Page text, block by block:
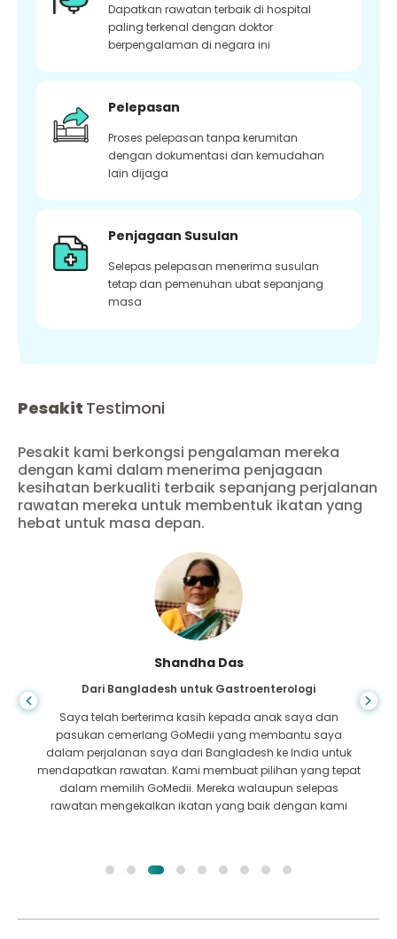
Dapatkan rawatan terbaik di hospital
paling terkenal dengan doktor
berpengalaman di negara ini
Pelepasan
Proses pelepasan tanpa kerumitan
dengan dokumentasi dan kemudahan
lain dijaga
Penjagaan Susulan
Selepas pelepasan menerima susulan
tetap dan pemenuhan ubat sepanjang
masa
Pesakit Testimoni
Pesakit kami berkongsi pengalaman mereka
dengan kami dalam menerima penjagaan
kesihatan berkualiti terbaik sepanjang perjalanan
rawatan mereka untuk membentuk ikatan yang
hebat untuk masa depan.
Shandha Das
Dari Bangladesh untuk Gastroenterologi
Saya telah berterima kasih kepada anak saya dan
pasukan cemerlang GoMedii yang membantu saya
dalam perjalanan saya dari Bangladesh ke India untuk
mendapatkan rawatan. Kami membuat pilihan yang tepat
dalam memilih GoMedii. Mereka walaupun selepas
rawatan mengekalkan ikatan yang baik dengan kami